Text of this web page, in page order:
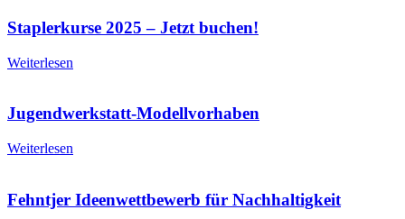
Staplerkurse 2025 – Jetzt buchen!
Weiterlesen
Jugendwerkstatt-Modellvorhaben
Weiterlesen
Fehntjer Ideenwettbewerb für Nachhaltigkeit